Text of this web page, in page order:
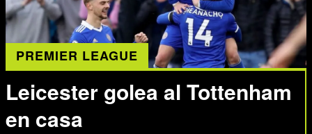
PREMIER LEAGUE
Leicester golea al Tottenham
en casa